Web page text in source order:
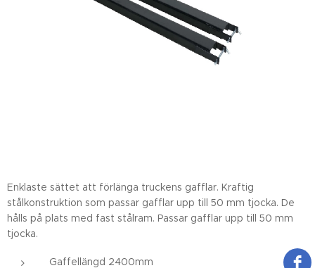
Enklaste sättet att förlänga truckens gafflar. Kraftig
stålkonstruktion som passar gafflar upp till 50 mm tjocka. De
hålls på plats med fast stålram. Passar gafflar upp till 50 mm
tjocka.
Gaffellängd 2400mm